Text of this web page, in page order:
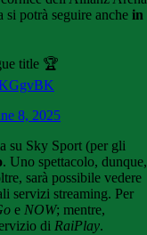
potrà seguire anche in
title 🏆
8, 2025
su Sky Sport (per gli
. Uno spettacolo, dunque,
sarà possibile vedere
servizi streaming. Per
e NOW; mentre,
di RaiPlay.